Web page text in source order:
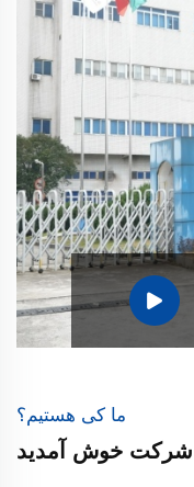
ما کی هستیم؟
شرکت خوش آمدید